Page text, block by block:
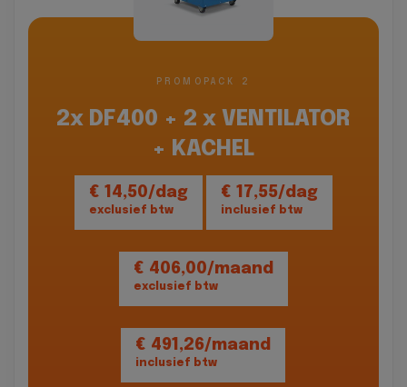
PROMOPACK 2
2x DF400 + 2 x VENTILATOR
+ KACHEL
€ 14,50/dag
exclusief btw
€ 17,55/dag
inclusief btw
€ 406,00/maand
exclusief btw
€ 491,26/maand
inclusief btw